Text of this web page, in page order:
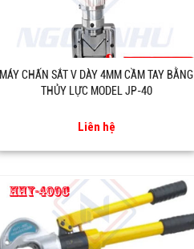
MÁY CHẤN SẮT V DÀY 4MM CẦM TAY BẰNG
THỦY LỰC MODEL JP-40
Liên hệ